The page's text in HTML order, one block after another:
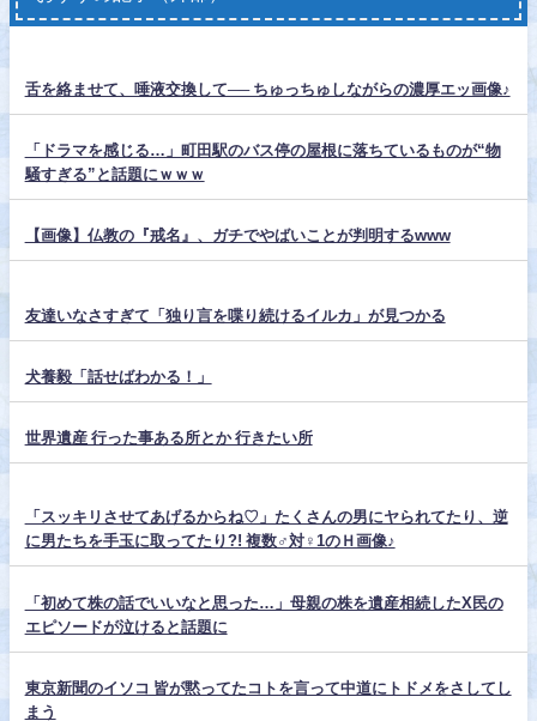
舌を絡ませて、唾液交換して── ちゅっちゅしながらの濃厚エッ画像♪
「ドラマを感じる…」町田駅のバス停の屋根に落ちているものが“物
騒すぎる”と話題にｗｗｗ
【画像】仏教の『戒名』、ガチでやばいことが判明するwww
友達いなさすぎて「独り言を喋り続けるイルカ」が見つかる
犬養毅「話せばわかる！」
世界遺産 行った事ある所とか 行きたい所
「スッキリさせてあげるからね♡」たくさんの男にヤられてたり、逆
に男たちを手玉に取ってたり?! 複数♂対♀1のＨ画像♪
「初めて株の話でいいなと思った…」母親の株を遺産相続したX民の
エピソードが泣けると話題に
東京新聞のイソコ 皆が黙ってたコトを言って中道にトドメをさしてし
まう